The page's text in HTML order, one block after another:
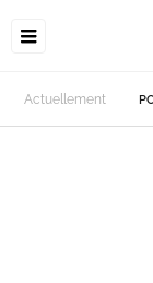
Actuellement